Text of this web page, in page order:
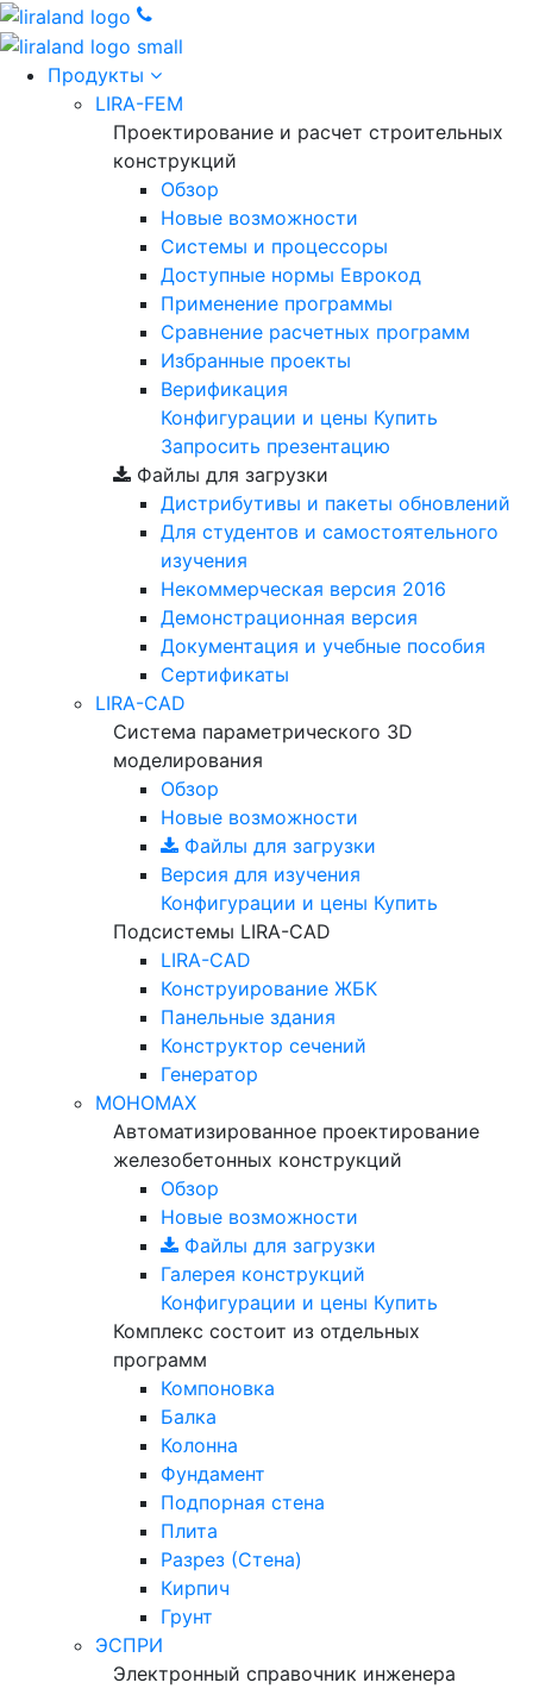
Продукты
LIRA-FEM
Проектирование и расчет строительных
конструкций
Обзор
Новые возможности
Cистемы и процессоры
Доступные нормы Еврокод
Применение программы
Сравнение расчетных программ
Избранные проекты
Верификация
Конфигурации и цены Купить
Запросить презентацию
Файлы для загрузки
Дистрибутивы и пакеты обновлений
Для студентов и самостоятельного
изучения
Некоммерческая версия 2016
Демонстрационная версия
Документация и учебные пособия
Сертификаты
LIRA-CAD
Система параметрического 3D
моделирования
Обзор
Новые возможности
Файлы для загрузки
Версия для изучения
Конфигурации и цены Купить
Подсистемы LIRA-CAD
LIRA-CAD
Конструирование ЖБК
Панельные здания
Конструктор сечений
Генератор
МОНОМАХ
Автоматизированное проектирование
железобетонных конструкций
Обзор
Новые возможности
Файлы для загрузки
Галерея конструкций
Конфигурации и цены Купить
Комплекс состоит из отдельных
программ
Компоновка
Балка
Колонна
Фундамент
Подпорная стена
Плита
Разрез (Стена)
Кирпич
Грунт
ЭСПРИ
Электронный справочник инженера